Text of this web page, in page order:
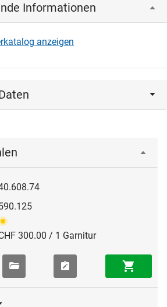
Informationen
anzeigen
300.00 / 1 Garnitur